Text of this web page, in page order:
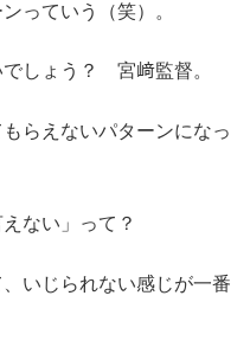
っていう（笑）。
でしょう？ 宮﨑監督。
らえないパターンになっ
ない」って？
いじられない感じが一番